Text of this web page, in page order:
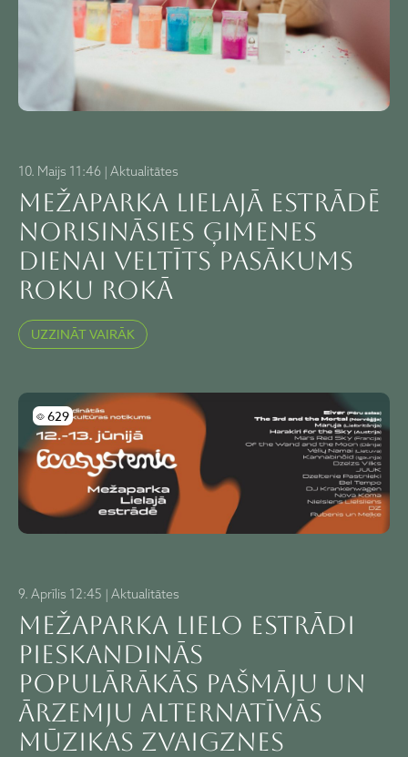
10. Maijs 11:46 | Aktualitātes
Mežaparka Lielajā estrādē
norisināsies ģimenes
dienai veltīts pasākums
ROKU ROKĀ
UZZINĀT VAIRĀK
629
Skatījumi
9. Aprīlis 12:45 | Aktualitātes
Mežaparka Lielo estrādi
pieskandinās
populārākās pašmāju un
ārzemju alternatīvās
mūzikas zvaigznes